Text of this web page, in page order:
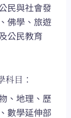
民與社會發
佛學、旅遊
公民教育
目：
、地理、歷
數學延伸部